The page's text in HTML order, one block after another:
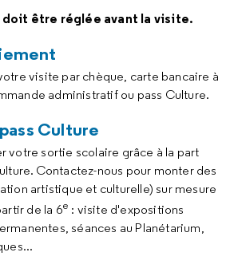
être réglée avant la visite.
visite par chèque, carte bancaire à
administratif ou pass Culture.
Culture
votre sortie scolaire grâce à la part
Contactez-nous pour monter des
artistique et culturelle) sur mesure
de la 6e : visite d'expositions
séances au Planétarium,